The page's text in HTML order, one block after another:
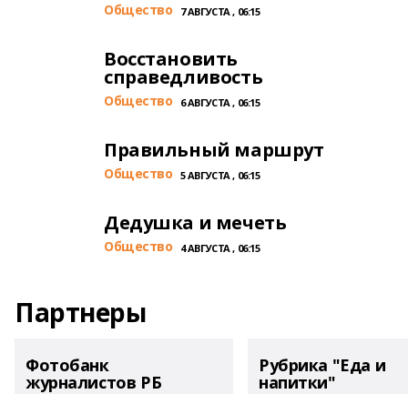
Общество 7 АВГУСТА , 06:15
Восстановить
справедливость
Общество 6 АВГУСТА , 06:15
Правильный маршрут
Общество 5 АВГУСТА , 06:15
Дедушка и мечеть
Общество 4 АВГУСТА , 06:15
Партнеры
Фотобанк
журналистов РБ
Рубрика "Еда и
напитки"